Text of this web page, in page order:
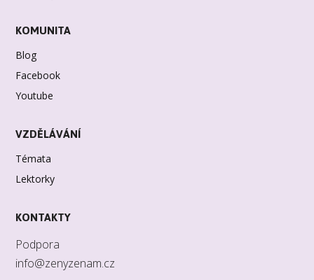
KOMUNITA
Blog
Facebook
Youtube
VZDĚLÁVÁNÍ
Témata
Lektorky
KONTAKTY
Podpora
info@zenyzenam.cz